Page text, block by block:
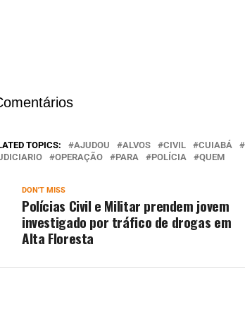
TOPICS: AJUDOU ALVOS CIVIL CUIABÁ
OPERAÇÃO PARA POLÍCIA QUEM
DON'T MISS
Polícias Civil e Militar prendem jovem
investigado por tráfico de drogas em
Alta Floresta